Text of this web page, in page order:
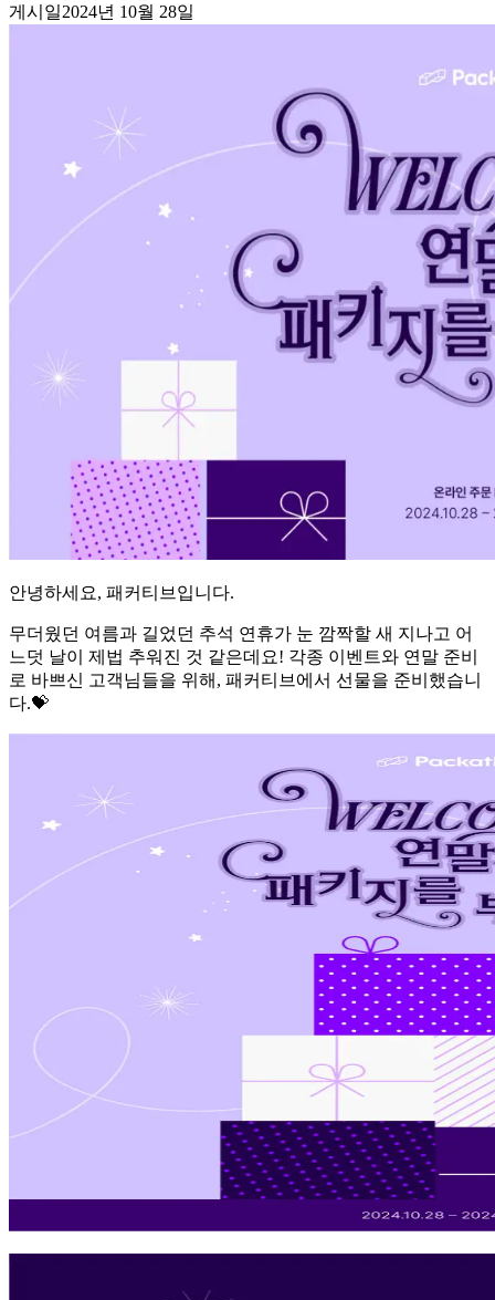
게시일2024년 10월 28일
안녕하세요, 패커티브입니다.
무더웠던 여름과 길었던 추석 연휴가 눈 깜짝할 새 지나고 어
느덧 날이 제법 추워진 것 같은데요! 각종 이벤트와 연말 준비
로 바쁘신 고객님들을 위해, 패커티브에서 선물을 준비했습니
다.💝